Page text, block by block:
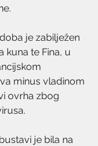
je zabilježen
kuna te Fina, u
minus vladinom
ovrha zbog
je bila na